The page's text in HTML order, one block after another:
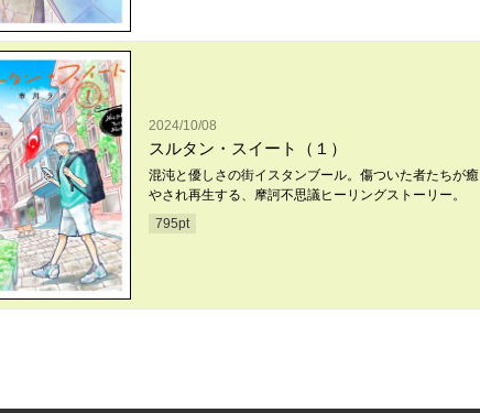
2024/10/08
スルタン・スイート（１）
混沌と優しさの街イスタンブール。傷ついた者たちが癒
やされ再生する、摩訶不思議ヒーリングストーリー。
795pt